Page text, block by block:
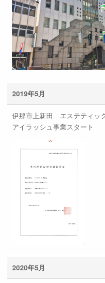
2019年5月
伊那市上新田 エステティッ
アイラッシュ事業スタート
2020年5月